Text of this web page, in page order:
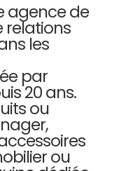
agence de
relations
les
par
20 ans.
ou
ou